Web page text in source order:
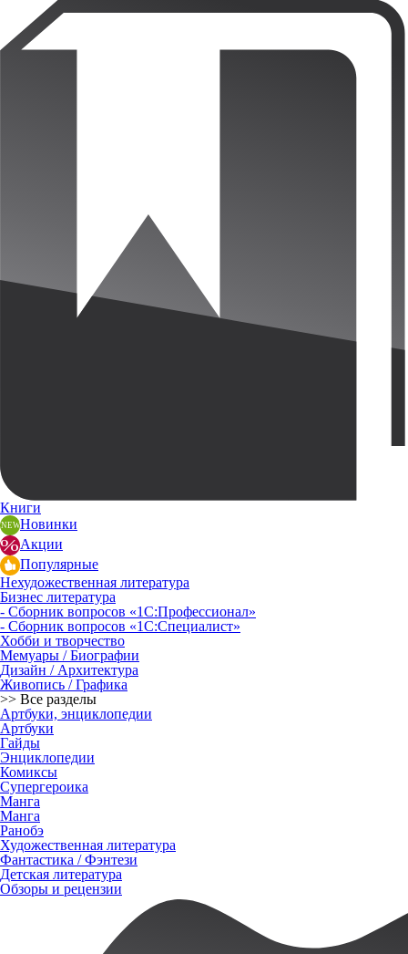
Книги
Новинки
Акции
Популярные
Нехудожественная литература
Бизнес литература
- Сборник вопросов «1С:Профессионал»
- Сборник вопросов «1С:Специалист»
Хобби и творчество
Мемуары / Биографии
Дизайн / Архитектура
Живопись / Графика
>> Все разделы
Артбуки, энциклопедии
Артбуки
Гайды
Энциклопедии
Комиксы
Супергероика
Манга
Манга
Ранобэ
Художественная литература
Фантастика / Фэнтези
Детская литература
Обзоры и рецензии